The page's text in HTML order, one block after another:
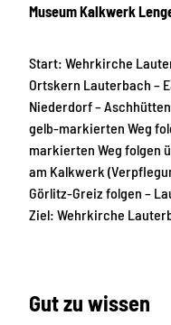
Museum Kalkwerk
Start: Wehrkirche
Ortskern Lauterbach –
Niederdorf –
gelb-markierten Weg
markierten Weg folgen
am Kalkwerk
Görlitz-Greiz folgen –
Ziel: Wehrkirche
Gut zu wissen